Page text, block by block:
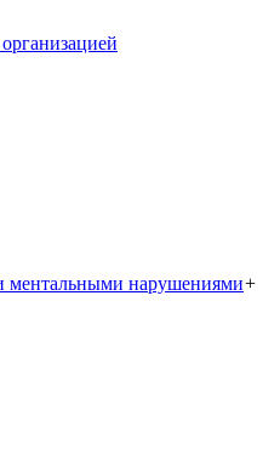
ментальными нарушениями+